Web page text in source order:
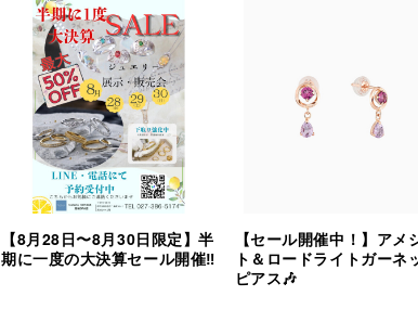
【8月28日〜8月30日限定】半
期に一度の大決算セール開催‼︎
【セール開催中！】アメ
ト＆ロードライトガーネ
ピアス🎶